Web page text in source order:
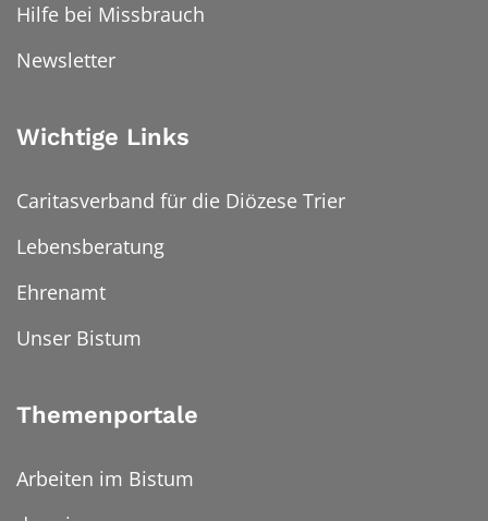
Hilfe bei Missbrauch
Newsletter
Wichtige Links
Caritasverband für die Diözese Trier
Lebensberatung
Ehrenamt
Unser Bistum
Themenportale
Arbeiten im Bistum